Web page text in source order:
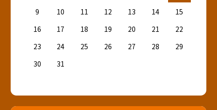
9
10 11 12 13 14
15
16
17 18 19 20 21
22
23
24 25 26 27 28
29
30
31